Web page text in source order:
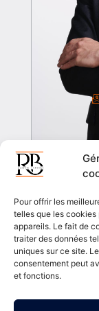
Pour offrir les
telles que les
appareils. Le fait de
traiter des données
uniques sur ce site.
consentement peut
et fonctions.